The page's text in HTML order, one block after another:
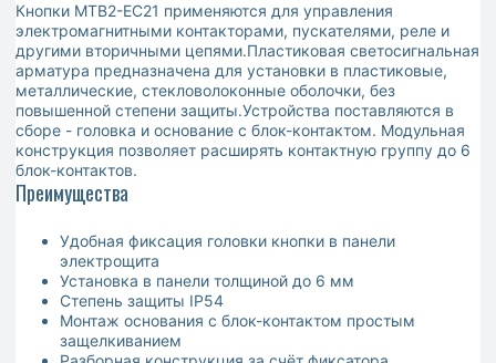
Кнопки MTB2-EC21 применяются для управления
электромагнитными контакторами, пускателями, реле и
другими вторичными цепями.Пластиковая светосигнальная
арматура предназначена для установки в пластиковые,
металлические, стекловолоконные оболочки, без
повышенной степени защиты.Устройства поставляются в
сборе - головка и основание с блок-контактом. Модульная
конструкция позволяет расширять контактную группу до 6
блок-контактов.
Преимущества
Удобная фиксация головки кнопки в панели
электрощита
Установка в панели толщиной до 6 мм
Степень защиты IP54
Монтаж основания с блок-контактом простым
защелкиванием